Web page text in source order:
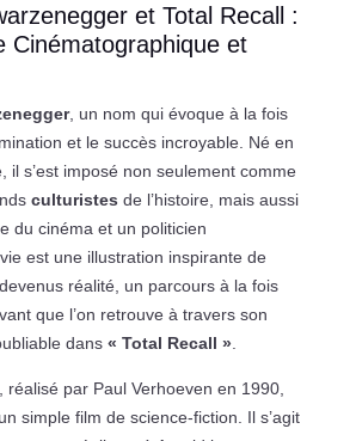
et Total Recall :
Cinématographique et
, un nom qui évoque à la fois
et le succès incroyable. Né en
il s’est imposé non seulement comme
culturistes de l’histoire, mais aussi
du cinéma et un politicien
est une illustration inspirante de
réalité, un parcours à la fois
que l’on retrouve à travers son
dans « Total Recall ».
réalisé par Paul Verhoeven en 1990,
simple film de science-fiction. Il s’agit